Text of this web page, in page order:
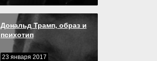
Дональд Трамп, образ и
психотип
23 января 2017